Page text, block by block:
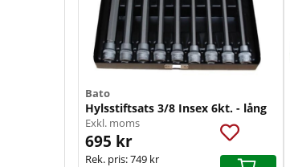
Bato
Hylsstiftsats 3/8 Insex 6kt. - lång
Exkl. moms
695 kr
Rek. pris:749 kr